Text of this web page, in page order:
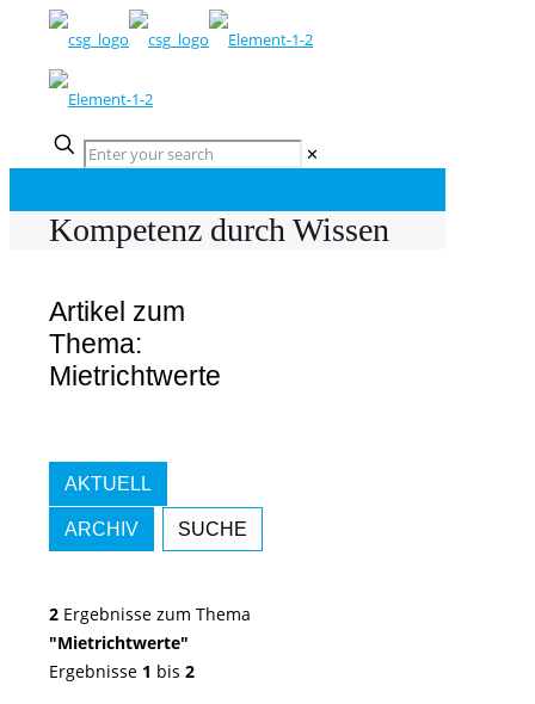
✕
Kompetenz durch Wissen
Artikel zum
Thema:
Mietrichtwerte
AKTUELL
ARCHIV SUCHE
2 Ergebnisse zum Thema
"Mietrichtwerte"
Ergebnisse 1 bis 2